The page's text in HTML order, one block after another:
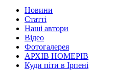
Новини
Статті
Наші автори
Відео
Фотогалерея
АРХІВ НОМЕРІВ
Куди піти в Ірпені